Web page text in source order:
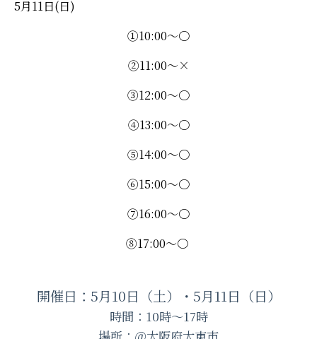
5月11日(日)
①10:00～〇
②11:00～×
③12:00～〇
④13:00～〇
⑤14:00～〇
⑥15:00～〇
⑦16:00～〇
⑧17:00～〇
開催日：5月10日（土）・5月11日（日）
時間：10時～17時